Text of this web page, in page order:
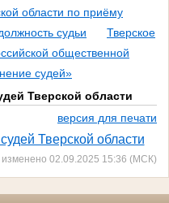
области по приёму
судьи
Тверское
общественной
судей»
Тверской области
версия для печати
Тверской области
02.09.2025 15:36 (МСК)